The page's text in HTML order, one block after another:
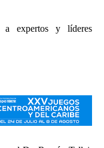
a expertos y líderes